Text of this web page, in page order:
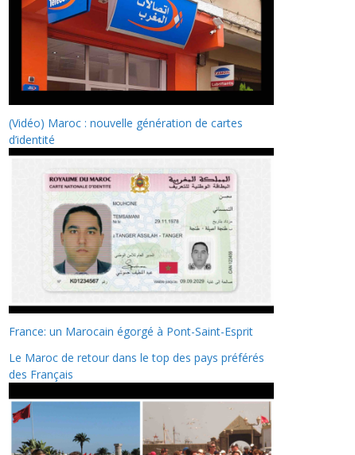
(Vidéo) Maroc : nouvelle génération de cartes
d’identité
France: un Marocain égorgé à Pont-Saint-Esprit
Le Maroc de retour dans le top des pays préférés
des Français